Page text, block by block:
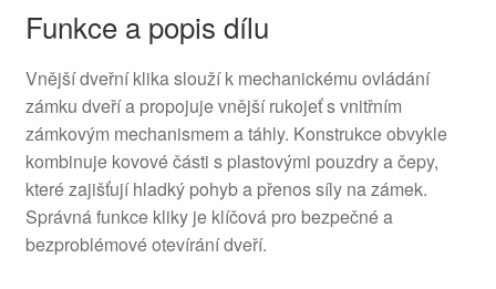
Funkce a popis dílu
Vnější dveřní klika slouží k mechanickému ovládání
zámku dveří a propojuje vnější rukojeť s vnitřním
zámkovým mechanismem a táhly. Konstrukce obvykle
kombinuje kovové části s plastovými pouzdry a čepy,
které zajišťují hladký pohyb a přenos síly na zámek.
Správná funkce kliky je klíčová pro bezpečné a
bezproblémové otevírání dveří.